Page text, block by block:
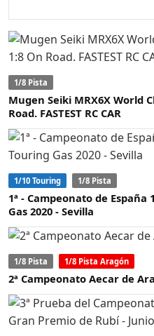
1/8 Pista
Mugen Seiki MRX6X World
Road. FASTEST RC CAR
1/10 Touring 1/8 Pista
1ª - Campeonato de España
Gas 2020 - Sevilla
1/8 Pista 1/8 Pista Aragón
2ª Campeonato Aecar de